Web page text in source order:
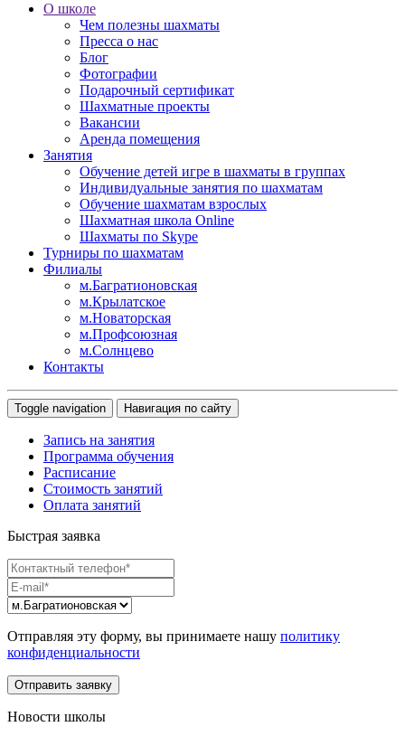
О школе
Чем полезны шахматы
Пресса о нас
Блог
Фотографии
Подарочный сертификат
Шахматные проекты
Вакансии
Аренда помещения
Занятия
Обучение детей игре в шахматы в группах
Индивидуальные занятия по шахматам
Обучение шахматам взрослых
Шахматная школа Online
Шахматы по Skype
Турниры по шахматам
Филиалы
м.Багратионовская
м.Крылатское
м.Новаторская
м.Профсоюзная
м.Солнцево
Контакты
Toggle navigation Навигация по сайту
Запись на занятия
Программа обучения
Расписание
Стоимость занятий
Оплата занятий
Быстрая заявка
Отправляя эту форму, вы принимаете нашу политику
конфиденциальности
Новости школы